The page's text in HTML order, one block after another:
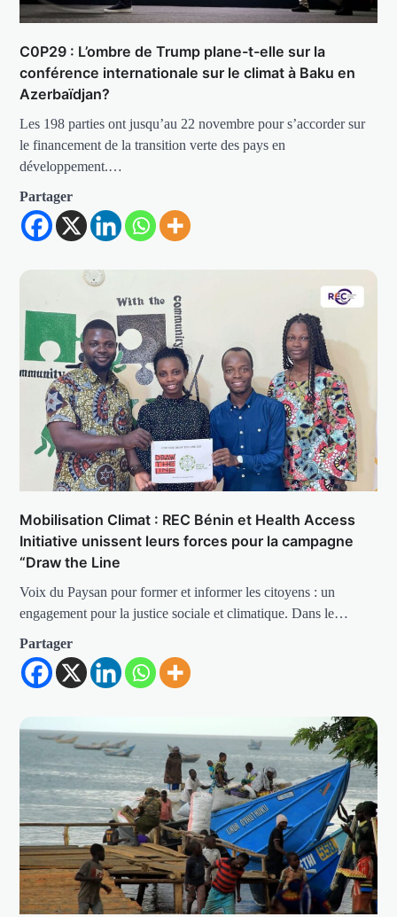
C0P29 : L’ombre de Trump plane-t-elle sur la
conférence internationale sur le climat à Baku en
Azerbaïdjan?
Les 198 parties ont jusqu’au 22 novembre pour s’accorder sur
le financement de la transition verte des pays en
développement.…
Partager
Mobilisation Climat : REC Bénin et Health Access
Initiative unissent leurs forces pour la campagne
“Draw the Line
Voix du Paysan pour former et informer les citoyens : un
engagement pour la justice sociale et climatique. Dans le…
Partager